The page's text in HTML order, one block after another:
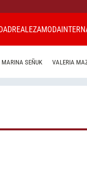
REALEZAMODA
MARINA SEÑUK VALERIA